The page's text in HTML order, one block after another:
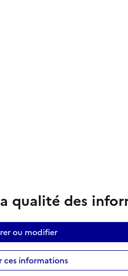
qualité des
ou modifier
ces informations